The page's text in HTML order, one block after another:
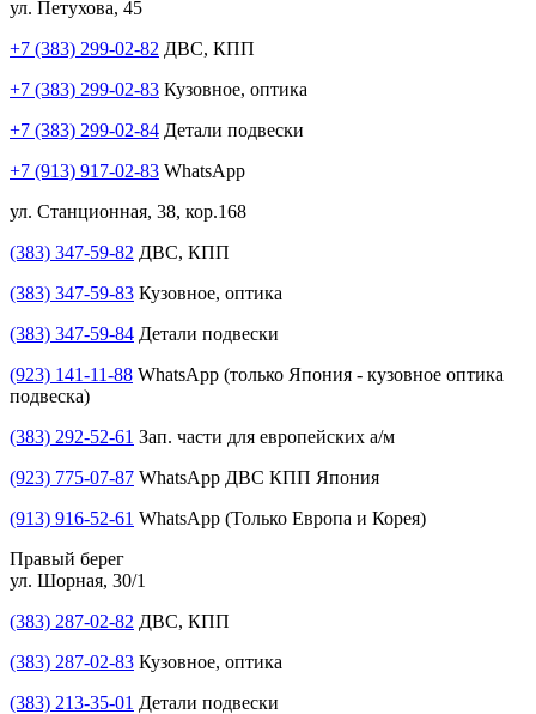
ул. Петухова, 45
+7 (383) 299-02-82 ДВС, КПП
+7 (383) 299-02-83 Кузовное, оптика
+7 (383) 299-02-84 Детали подвески
+7 (913) 917-02-83 WhatsApp
ул. Станционная, 38, кор.168
(383) 347-59-82 ДВС, КПП
(383) 347-59-83 Кузовное, оптика
(383) 347-59-84 Детали подвески
(923) 141-11-88 WhatsApp (только Япония - кузовное оптика
подвеска)
(383) 292-52-61 Зап. части для европейских а/м
(923) 775-07-87 WhatsApp ДВС КПП Япония
(913) 916-52-61 WhatsApp (Только Европа и Корея)
Правый берег
ул. Шорная, 30/1
(383) 287-02-82 ДВС, КПП
(383) 287-02-83 Кузовное, оптика
(383) 213-35-01 Детали подвески